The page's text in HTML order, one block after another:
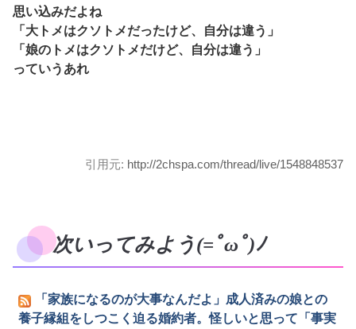
思い込みだよね
「大トメはクソトメだったけど、自分は違う」
「娘のトメはクソトメだけど、自分は違う」
っていうあれ
引用元: http://2chspa.com/thread/live/1548848537
次いってみよう(=ﾟωﾟ)ﾉ
「家族になるのが大事なんだよ」成人済みの娘との
養子縁組をしつこく迫る婚約者。怪しいと思って「事実